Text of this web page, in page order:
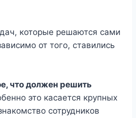
которые решаются сами
от того, ставились
что должен решить
это касается крупных
сотрудников